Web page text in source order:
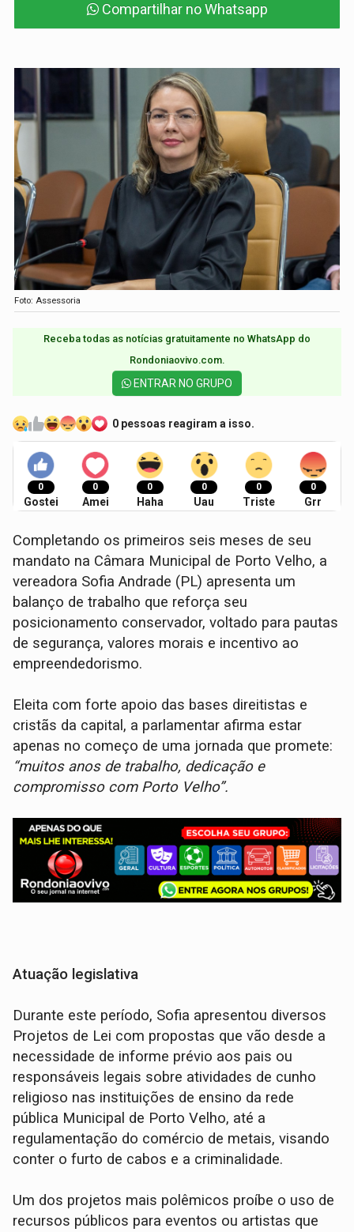
Compartilhar no Whatsapp
Foto: Assessoria
Receba todas as notícias gratuitamente no WhatsApp do
Rondoniaovivo.com.​
ENTRAR NO GRUPO
0 pessoas reagiram a isso.
0
Gostei
0
Amei
0
Haha
0
Uau
0
Triste
0
Grr
Completando os primeiros seis meses de seu
mandato na Câmara Municipal de Porto Velho, a
vereadora Sofia Andrade (PL) apresenta um
balanço de trabalho que reforça seu
posicionamento conservador, voltado para pautas
de segurança, valores morais e incentivo ao
empreendedorismo.
Eleita com forte apoio das bases direitistas e
cristãs da capital, a parlamentar afirma estar
apenas no começo de uma jornada que promete:
“muitos anos de trabalho, dedicação e
compromisso com Porto Velho”.
Atuação legislativa
Durante este período, Sofia apresentou diversos
Projetos de Lei com propostas que vão desde a
necessidade de informe prévio aos pais ou
responsáveis legais sobre atividades de cunho
religioso nas instituições de ensino da rede
pública Municipal de Porto Velho, até a
regulamentação do comércio de metais, visando
conter o furto de cabos e a criminalidade.
Um dos projetos mais polêmicos proíbe o uso de
recursos públicos para eventos ou artistas que